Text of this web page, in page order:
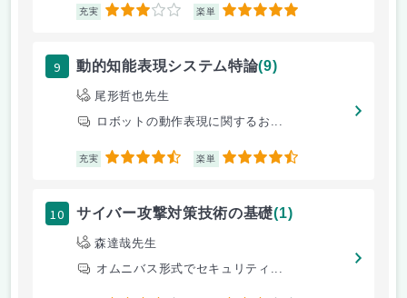
充実 3 楽単 5
9 動的知能表現システム特論(9)
尾形哲也先生
ロボットの動作表現に関するお...
充実 4.5 楽単 4.5
10 サイバー攻撃対策技術の基礎(1)
森達哉先生
オムニバス形式でセキュリティ...